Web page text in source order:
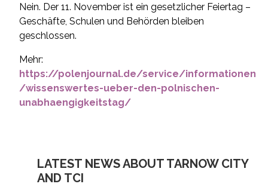
Nein. Der 11. November ist ein gesetzlicher Feiertag –
Geschäfte, Schulen und Behörden bleiben
geschlossen.
Mehr:
https://polenjournal.de/service/informationen
/wissenswertes-ueber-den-polnischen-
unabhaengigkeitstag/
LATEST NEWS ABOUT TARNOW CITY
AND TCI